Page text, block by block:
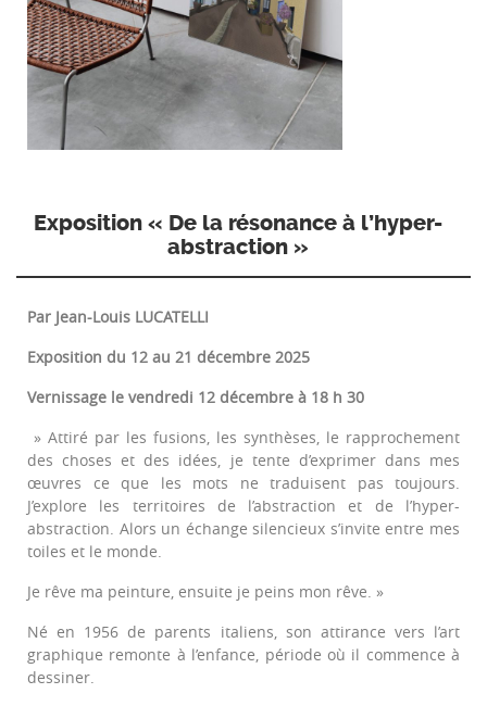
Exposition « De la résonance à l’hyper-
abstraction »
Par Jean-Louis LUCATELLI
Exposition du 12 au 21 décembre 2025
Vernissage le vendredi 12 décembre à 18 h 30
» Attiré par les fusions, les synthèses, le rapprochement
des choses et des idées, je tente d’exprimer dans mes
œuvres ce que les mots ne traduisent pas toujours.
J’explore les territoires de l’abstraction et de l’hyper-
abstraction. Alors un échange silencieux s’invite entre mes
toiles et le monde.
Je rêve ma peinture, ensuite je peins mon rêve. »
Né en 1956 de parents italiens, son attirance vers l’art
graphique remonte à l’enfance, période où il commence à
dessiner.